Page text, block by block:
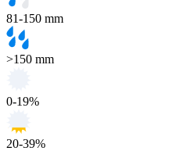
81-150 mm
>150 mm
0-19%
20-39%